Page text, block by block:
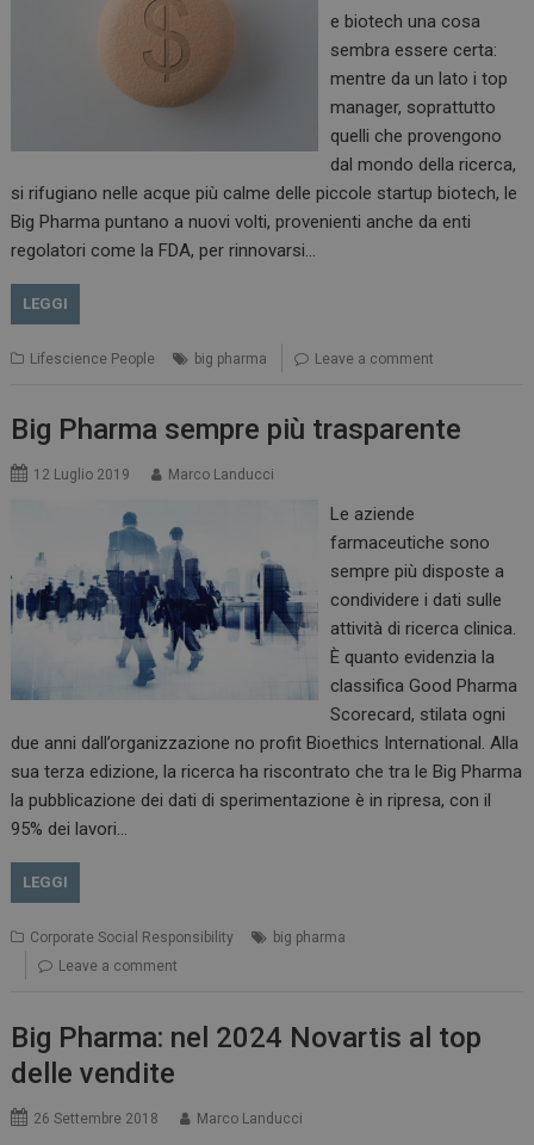
e biotech una cosa
sembra essere certa:
mentre da un lato i top
manager, soprattutto
quelli che provengono
dal mondo della ricerca,
si rifugiano nelle acque più calme delle piccole startup biotech, le
Big Pharma puntano a nuovi volti, provenienti anche da enti
regolatori come la FDA, per rinnovarsi…
LEGGI
Lifescience People big pharma Leave a comment
Big Pharma sempre più trasparente
12 Luglio 2019 Marco Landucci
Le aziende
farmaceutiche sono
sempre più disposte a
condividere i dati sulle
attività di ricerca clinica.
È quanto evidenzia la
classifica Good Pharma
Scorecard, stilata ogni
due anni dall’organizzazione no profit Bioethics International. Alla
sua terza edizione, la ricerca ha riscontrato che tra le Big Pharma
la pubblicazione dei dati di sperimentazione è in ripresa, con il
95% dei lavori…
LEGGI
Corporate Social Responsibility
big pharma
Leave a comment
Big Pharma: nel 2024 Novartis al top
delle vendite
26 Settembre 2018 Marco Landucci